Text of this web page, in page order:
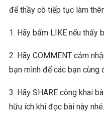
để thầy cô tiếp tục làm
1. Hãy bấm LIKE nếu thấy
2. Hãy COMMENT cảm
bạn mình để các bạn cùng
3. Hãy SHARE công khai
hữu ích khi đọc bài này nhé.